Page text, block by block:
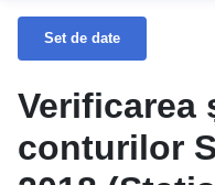
Set de date
Verificarea
conturilor